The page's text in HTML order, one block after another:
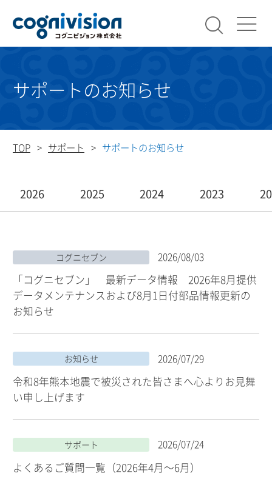
コグニ
サポートのお知らせ
TOP サポート サポートのお知らせ
2026 2025 2024 2023
コグニセブン 2026/08/03
「コグニセブン」 最新データ情報 2026年8月提供
データメンテナンスおよび8月1日付部品情報更新の
お知らせ
お知らせ 2026/07/29
令和8年熊本地震で被災された皆さまへ心よりお見舞
い申し上げます
サポート 2026/07/24
よくあるご質問一覧（2026年4月～6月）